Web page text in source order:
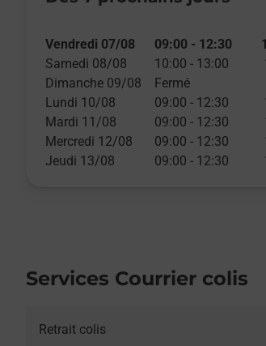
Vendredi 07/08 09:00 - 12:30
Samedi 08/08
10:00 - 13:00
Dimanche 09/08
Fermé
Lundi 10/08
09:00 - 12:30
Mardi 11/08
09:00 - 12:30
Mercredi 12/08
09:00 - 12:30
Jeudi 13/08
09:00 - 12:30
Services Courrier colis
Retrait colis